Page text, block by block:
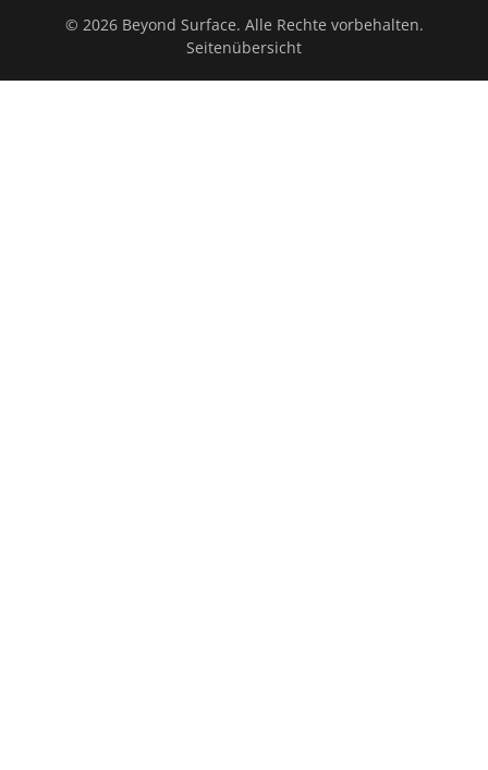
© 2026 Beyond Surface. Alle Rechte vorbehalten.
Seitenübersicht